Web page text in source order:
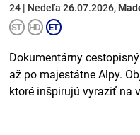
24 | Nedeľa 26.07.2026,
Dokumentárny
až po majestátne Alpy.
ktoré inšpirujú vyraziť na